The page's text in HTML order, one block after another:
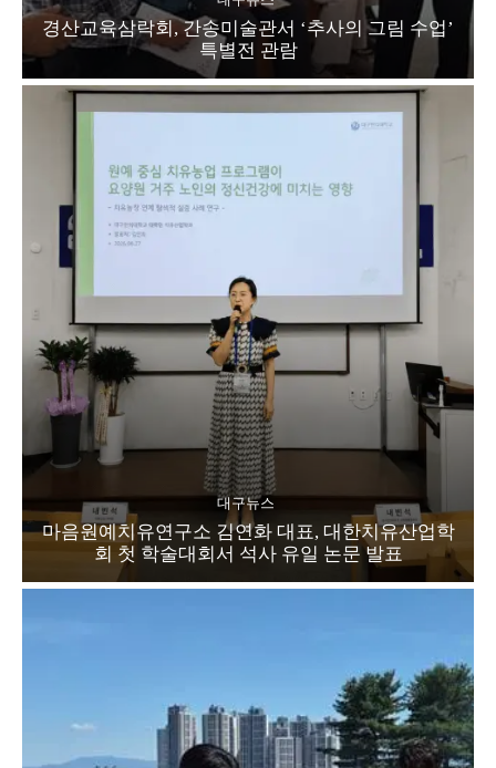
경산교육삼락회, 간송미술관서 ‘추사의 그림 수업’
특별전 관람
대구뉴스
마음원예치유연구소 김연화 대표, 대한치유산업학
회 첫 학술대회서 석사 유일 논문 발표